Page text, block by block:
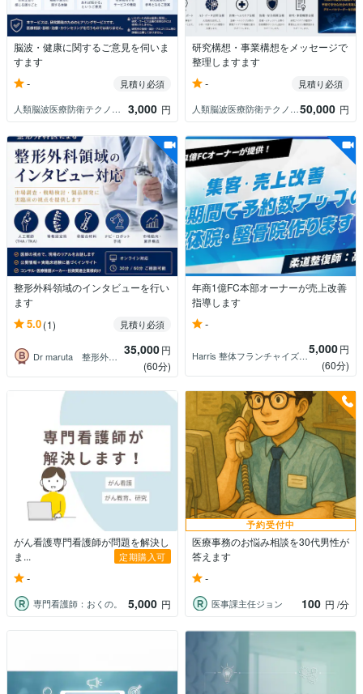
脳波・健康に関するご意見を伺いま
すます
-
見積り必須
人類脳波医療防衛テクノロジー研究所
3,000 円
研究構想・事業構想をメッセージで
整理しますます
-
見積り必須
人類脳波医療防衛テクノロジー研究所 50,000 円
整形外科領域のインタビューを行い
ます
5.0(1) 見積り必須
Dr maruta 整形外科医 35,000円
(60分)
年商1億FC本部オーナーが売上改善
指導します
-
Harris 整体フランチャイズ本部高野 5,000円
(60分)
がん看護専門看護師が問題を解決し
ま...
定期購入可
-
専門看護師：おくの。 5,000 円
予約受付中
医療事務のお悩み相談を30代男性が
答えます
-
医事課主任ジョン 100 円 /分